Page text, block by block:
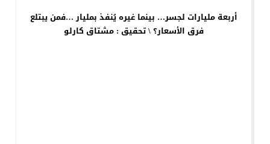
أربعة مليارات لجسر… بينما غيره يُنفذ بمليار …فمن يبتلع
فرق الأسعار؟ \ تحقيق : مشتاق كارلو